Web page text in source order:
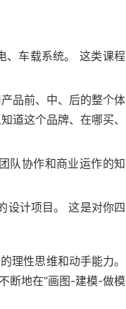
、车载系统。 这类课程
品前、中、后的整个体
道这个品牌、在哪买、
队协作和商业运作的知
设计项目。 这是对你四
理性思维和动手能力。
断地在“画图-建模-做模